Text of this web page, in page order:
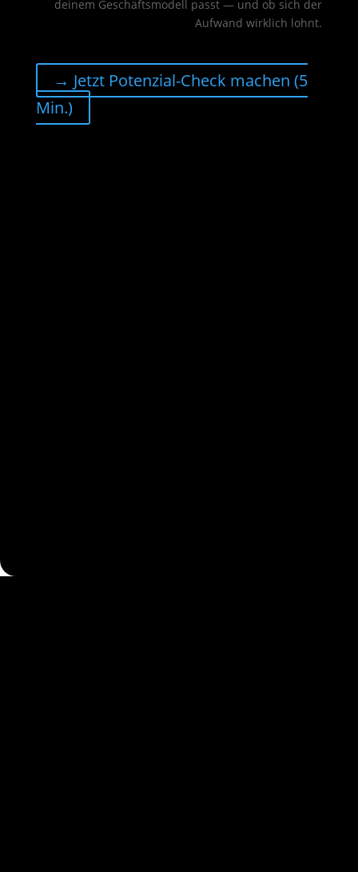
deinem Geschäftsmodell passt — und ob sich der
Aufwand wirklich lohnt.
→ Jetzt Potenzial-Check machen (5
Min.)